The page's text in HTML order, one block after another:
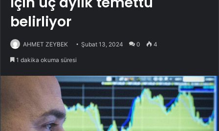
belirliyor
AHMET ZEYBEK Şubat 13, 2024 0 4
1 dakika okuma süresi